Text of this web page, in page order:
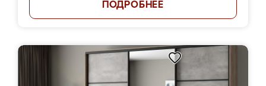
ПОДРОБНЕЕ